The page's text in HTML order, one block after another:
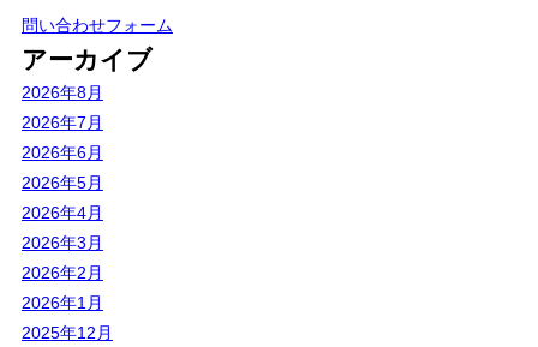
問い合わせフォーム
アーカイブ
2026年8月
2026年7月
2026年6月
2026年5月
2026年4月
2026年3月
2026年2月
2026年1月
2025年12月